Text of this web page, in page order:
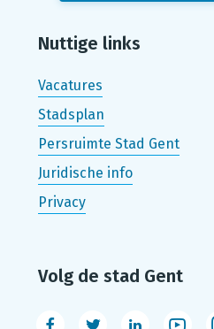
Nuttige links
Vacatures
Stadsplan
Persruimte Stad Gent
Juridische info
Privacy
Volg de stad Gent